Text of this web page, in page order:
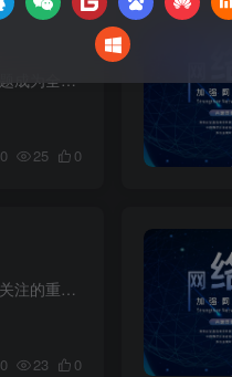
随着互联网技术的迅速发展，网络安全问题成为全球各国政府、企业以及个人所面临的重要挑战。为了确保网络空间的安全，各国纷纷制定和完善网络安全的法律框架。本文探讨几个主要国家和地区的网络...
0 25 0
在当今数字化时代，网络安全已成为全球关注的重要议题。随着网络攻击的复杂性和频率不断增加，各国意识到合作是有效应对这些挑战的关键。国际合作不仅有助于共享资源和知识，还可以增强各国的网...
0 23 0